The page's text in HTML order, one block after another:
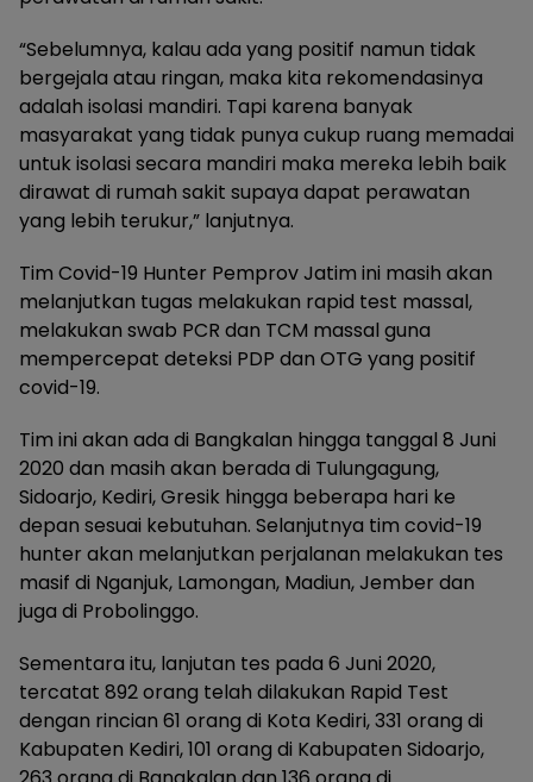
“Sebelumnya, kalau ada yang positif namun tidak
bergejala atau ringan, maka kita rekomendasinya
adalah isolasi mandiri. Tapi karena banyak
masyarakat yang tidak punya cukup ruang memadai
untuk isolasi secara mandiri maka mereka lebih baik
dirawat di rumah sakit supaya dapat perawatan
yang lebih terukur,” lanjutnya.
Tim Covid-19 Hunter Pemprov Jatim ini masih akan
melanjutkan tugas melakukan rapid test massal,
melakukan swab PCR dan TCM massal guna
mempercepat deteksi PDP dan OTG yang positif
covid-19.
Tim ini akan ada di Bangkalan hingga tanggal 8 Juni
2020 dan masih akan berada di Tulungagung,
Sidoarjo, Kediri, Gresik hingga beberapa hari ke
depan sesuai kebutuhan. Selanjutnya tim covid-19
hunter akan melanjutkan perjalanan melakukan tes
masif di Nganjuk, Lamongan, Madiun, Jember dan
juga di Probolinggo.
Sementara itu, lanjutan tes pada 6 Juni 2020,
tercatat 892 orang telah dilakukan Rapid Test
dengan rincian 61 orang di Kota Kediri, 331 orang di
Kabupaten Kediri, 101 orang di Kabupaten Sidoarjo,